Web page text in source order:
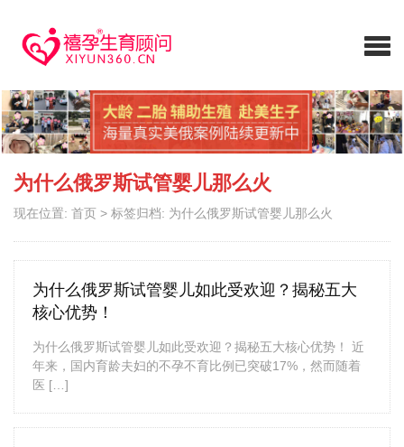
为什么俄罗斯试管婴儿那么火
现在位置: 首页 > 标签归档: 为什么俄罗斯试管婴儿那么火
为什么俄罗斯试管婴儿如此受欢迎？揭秘五大
核心优势！
为什么俄罗斯试管婴儿如此受欢迎？揭秘五大核心优势！ 近
年来，国内育龄夫妇的不孕不育比例已突破17%，然而随着
医 […]